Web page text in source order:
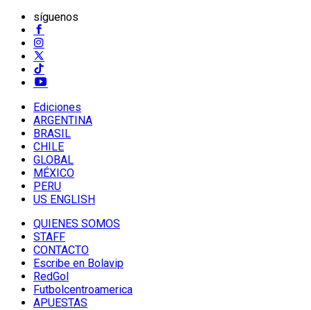
síguenos
Ediciones
ARGENTINA
BRASIL
CHILE
GLOBAL
MÉXICO
PERU
US ENGLISH
QUIENES SOMOS
STAFF
CONTACTO
Escribe en Bolavip
RedGol
Futbolcentroamerica
APUESTAS